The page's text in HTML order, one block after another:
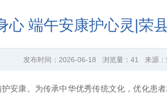
心 端午安康护心灵|荣
发布时间： 2026-06-18 浏览量： 41 来源：
安康。为传承中华优秀传统文化，优化患